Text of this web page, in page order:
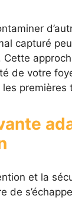
capturé
de votre
premières
et la
de